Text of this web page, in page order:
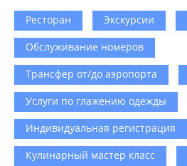
Ресторан Экскурсии
Обслуживание номеров
Трансфер от/до аэропорта
Услуги по глажению одежды
Индивидуальная регистрация
Кулинарный мастер класс